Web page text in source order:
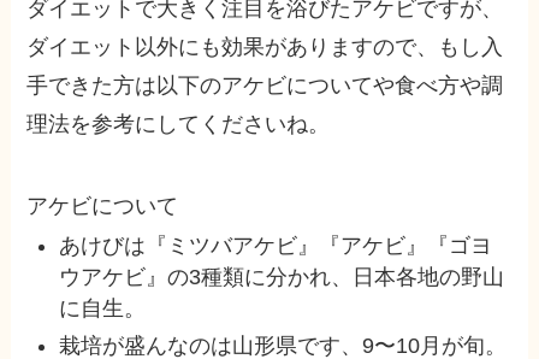
ダイエットで大きく注目を浴びたアケビですが、
ダイエット以外にも効果がありますので、もし入
手できた方は以下のアケビについてや食べ方や調
理法を参考にしてくださいね。
アケビについて
あけびは『ミツバアケビ』『アケビ』『ゴヨ
ウアケビ』の3種類に分かれ、日本各地の野山
に自生。
栽培が盛んなのは山形県です、9〜10月が旬。